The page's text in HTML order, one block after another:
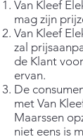
Van Kleef
mag zijn
Van Kleef
zal
de Klant
ervan.
De
met Van
Maarssen
niet eens is